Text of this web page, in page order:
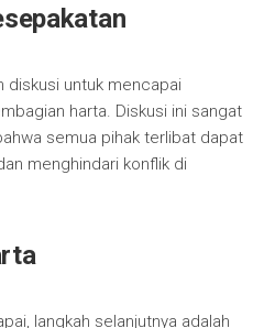
diskusi untuk mencapai
harta. Diskusi ini sangat
semua pihak terlibat dapat
menghindari konflik di
langkah selanjutnya adalah